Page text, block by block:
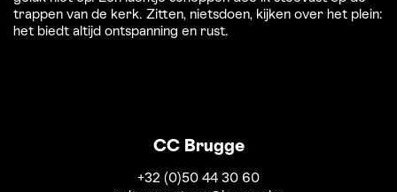
trappen van de kerk. Zitten, nietsdoen, kijken over het plein:
het biedt altijd ontspanning en rust.
CC Brugge
+32 (0)50 44 30 60